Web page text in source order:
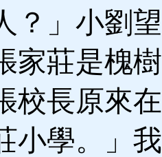
？」小劉
家莊是槐
校長原來
小學。」